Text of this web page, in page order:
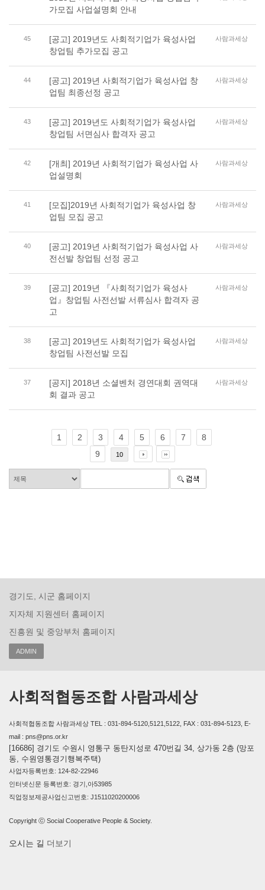
가모집 사업설명회 안내
45
[공고] 2019년도 사회적기업가 육성사업
창업팀 추가모집 공고
사람과세상
44
[공고] 2019년 사회적기업가 육성사업 창
업팀 최종선정 공고
사람과세상
43
[공고] 2019년도 사회적기업가 육성사업
창업팀 서면심사 합격자 공고
사람과세상
42
[개최] 2019년 사회적기업가 육성사업 사
업설명회
사람과세상
41
[모집]2019년 사회적기업가 육성사업 창
업팀 모집 공고
사람과세상
40
[공고] 2019년 사회적기업가 육성사업 사
전선발 창업팀 선정 공고
사람과세상
39
[공고] 2019년 『사회적기업가 육성사
업』창업팀 사전선발 서류심사 합격자 공
고
사람과세상
38
[공고] 2019년도 사회적기업가 육성사업
창업팀 사전선발 모집
사람과세상
37
[공지] 2018년 소셜벤처 경연대회 권역대
회 결과 공고
사람과세상
1 2 3 4 5 6 7
8
9
10
경기도, 시군 홈페이지
지자체 지원센터 홈페이지
진흥원 및 중앙부처 홈페이지
ADMIN
사회적협동조합 사람과세상
사회적협동조합 사람과세상 TEL : 031-894-5120,5121,5122, FAX : 031-894-5123, E-
mail : pns@pns.or.kr
[16686] 경기도 수원시 영통구 동탄지성로 470번길 34, 상가동 2층 (망포
동, 수원영통경기행복주택)
사업자등록번호: 124-82-22946
인터넷신문 등록번호: 경기,아53985
직업정보제공사업신고번호: J1511020200006
Copyright ⓒ Social Cooperative People & Society.
오시는 길 더보기